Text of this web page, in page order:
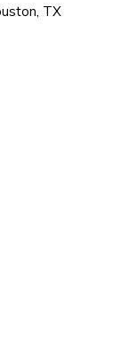
TX